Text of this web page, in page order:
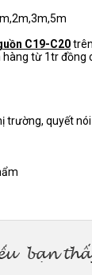
C19-C20
từ 1tr đồng
trường, quyết